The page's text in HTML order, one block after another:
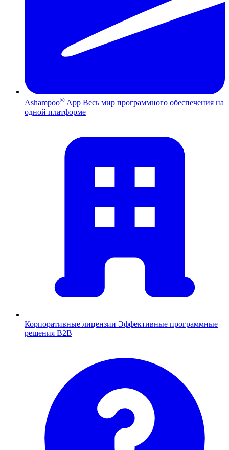
Ashampoo® App Весь мир программного обеспечения на
одной платформе
Корпоративные лицензии Эффективные программные
решения B2B